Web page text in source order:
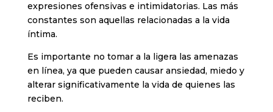
expresiones ofensivas e intimidatorias. Las más
constantes son aquellas relacionadas a la vida
íntima.
Es importante no tomar a la ligera las amenazas
en línea, ya que pueden causar ansiedad, miedo y
alterar significativamente la vida de quienes las
reciben.